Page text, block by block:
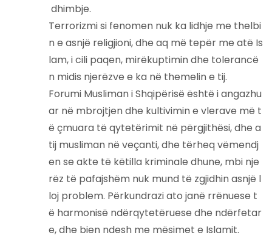
dhimbje.
Terrorizmi si fenomen nuk ka lidhje me thelbi
n e asnjë religjioni, dhe aq më tepër me atë Is
lam, i cili paqen, mirëkuptimin dhe tolerancë
n midis njerëzve e ka në themelin e tij.
Forumi Musliman i Shqipërisë është i angazhu
ar në mbrojtjen dhe kultivimin e vlerave më t
ë çmuara të qytetërimit në përgjithësi, dhe a
tij musliman në veçanti, dhe tërheq vëmendj
en se akte të këtilla kriminale dhune, mbi nje
rëz të pafajshëm nuk mund të zgjidhin asnjë l
loj problem. Përkundrazi ato janë rrënuese t
ë harmonisë ndërqytetëruese dhe ndërfetar
e, dhe bien ndesh me mësimet e Islamit.